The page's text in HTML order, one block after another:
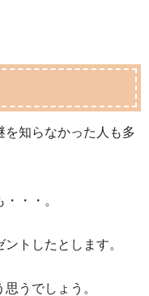
を知らなかった人も多
・・。
トしたとします。
うでしょう。